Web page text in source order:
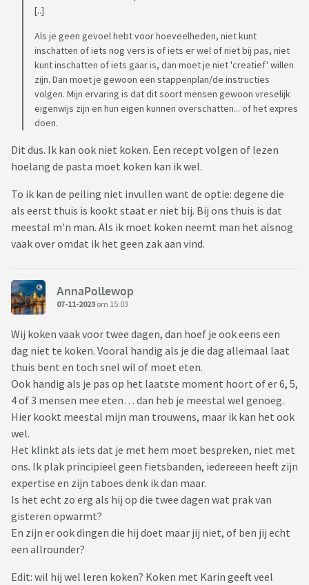
[..]
Als je geen gevoel hebt voor hoeveelheden, niet kunt
inschatten of iets nog vers is of iets er wel of niet bij pas, niet
kunt inschatten of iets gaar is, dan moet je niet 'creatief' willen
zijn. Dan moet je gewoon een stappenplan/de instructies
volgen. Mijn ervaring is dat dit soort mensen gewoon vreselijk
eigenwijs zijn en hun eigen kunnen overschatten... of het expres
doen.
Dit dus. Ik kan ook niet koken. Een recept volgen of lezen
hoelang de pasta moet koken kan ik wel.
To ik kan de peiling niet invullen want de optie: degene die
als eerst thuis is kookt staat er niet bij. Bij ons thuis is dat
meestal m'n man. Als ik moet koken neemt man het alsnog
vaak over omdat ik het geen zak aan vind.
AnnaPollewop
07-11-2023 om 15:03
Wij koken vaak voor twee dagen, dan hoef je ook eens een
dag niet te koken. Vooral handig als je die dag allemaal laat
thuis bent en toch snel wil of moet eten.
Ook handig als je pas op het laatste moment hoort of er 6, 5,
4 of 3 mensen mee eten… dan heb je meestal wel genoeg.
Hier kookt meestal mijn man trouwens, maar ik kan het ook
wel.
Het klinkt als iets dat je met hem moet bespreken, niet met
ons. Ik plak principieel geen fietsbanden, iedereeen heeft zijn
expertise en zijn taboes denk ik dan maar.
Is het echt zo erg als hij op die twee dagen wat prak van
gisteren opwarmt?
En zijn er ook dingen die hij doet maar jij niet, of ben jij echt
een allrounder?
Edit: wil hij wel leren koken? Koken met Karin geeft veel